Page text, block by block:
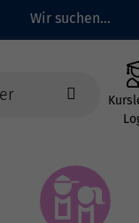
Wir suchen...